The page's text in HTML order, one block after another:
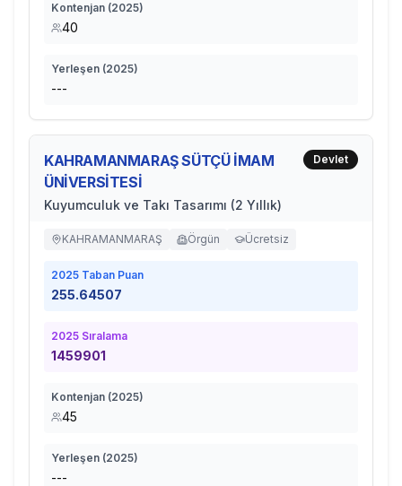
Kontenjan (2025)
40
Yerleşen (2025)
---
KAHRAMANMARAŞ SÜTÇÜ İMAM
ÜNİVERSİTESİ
Kuyumculuk ve Takı Tasarımı (2 Yıllık)
Devlet
KAHRAMANMARAŞ Örgün Ücretsiz
2025 Taban Puan
255.64507
2025 Sıralama
1459901
Kontenjan (2025)
45
Yerleşen (2025)
---